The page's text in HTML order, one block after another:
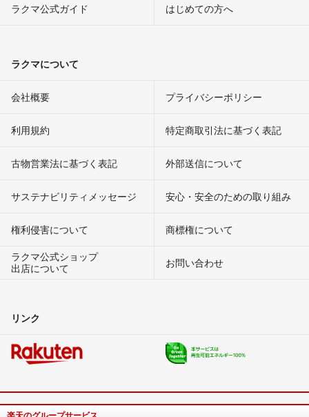
ラクマ公式ガイド はじめての方へ
ラクマについて
会社概要 プライバシーポリシー
利用規約 特定商取引法に基づく表記
古物営業法に基づく表記 外部送信について
サステナビリティメッセージ 安心・安全のための取り組み
権利侵害について
商標権について
ラクマ公式ショップ
出店について
お問い合わせ
リンク